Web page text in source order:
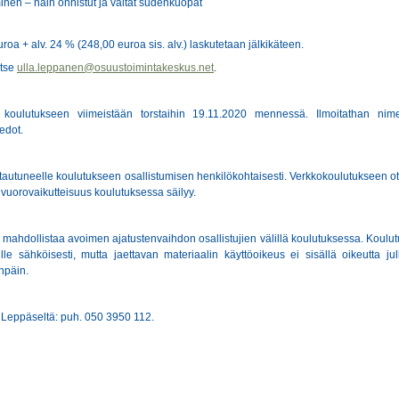
– näin onnistut ja vältät sudenkuopat
+ alv. 24 % (248,00 euroa sis. alv.) laskutetaan jälkikäteen.
ulla.leppanen@osuustoimintakeskus.net.
koulutukseen viimeistään torstaihin 19.11.2020 mennessä. Ilmoitathan
koulutukseen osallistumisen henkilökohtaisesti. Verkkokoulutukseen
koulutuksessa säilyy.
avoimen ajatustenvaihdon osallistujien välillä koulutuksessa.
sähköisesti, mutta jaettavan materiaalin käyttöoikeus ei sisällä oikeutta
puh. 050 3950 112.